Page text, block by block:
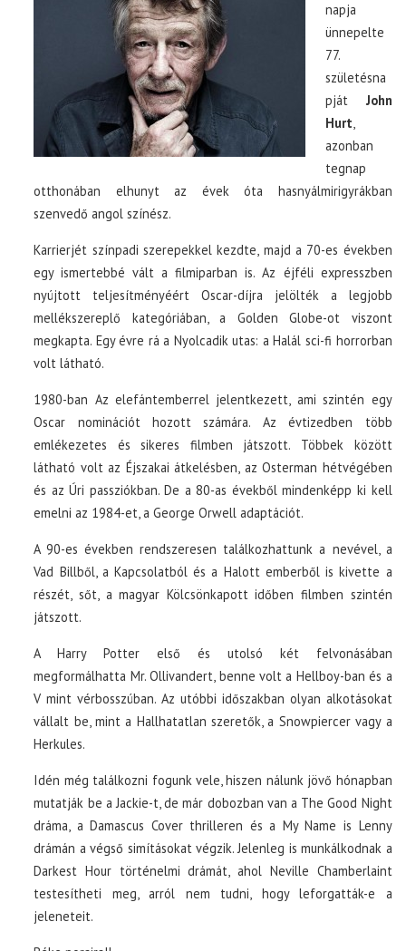
napja
ünnepelte
77.
születésna
pját John
Hurt,
azonban
tegnap
otthonában elhunyt az évek óta hasnyálmirigyrákban
szenvedő angol színész.
Karrierjét színpadi szerepekkel kezdte, majd a 70-es években
egy ismertebbé vált a filmiparban is. Az éjféli expresszben
nyújtott teljesítményéért Oscar-díjra jelölték a legjobb
mellékszereplő kategóriában, a Golden Globe-ot viszont
megkapta. Egy évre rá a Nyolcadik utas: a Halál sci-fi horrorban
volt látható.
1980-ban Az elefántemberrel jelentkezett, ami szintén egy
Oscar nominációt hozott számára. Az évtizedben több
emlékezetes és sikeres filmben játszott. Többek között
látható volt az Éjszakai átkelésben, az Osterman hétvégében
és az Úri passziókban. De a 80-as évekből mindenképp ki kell
emelni az 1984-et, a George Orwell adaptációt.
A 90-es években rendszeresen találkozhattunk a nevével, a
Vad Billből, a Kapcsolatból és a Halott emberből is kivette a
részét, sőt, a magyar Kölcsönkapott időben filmben szintén
játszott.
A Harry Potter első és utolsó két felvonásában
megformálhatta Mr. Ollivandert, benne volt a Hellboy-ban és a
V mint vérbosszúban. Az utóbbi időszakban olyan alkotásokat
vállalt be, mint a Hallhatatlan szeretők, a Snowpiercer vagy a
Herkules.
Idén még találkozni fogunk vele, hiszen nálunk jövő hónapban
mutatják be a Jackie-t, de már dobozban van a The Good Night
dráma, a Damascus Cover thrilleren és a My Name is Lenny
drámán a végső simításokat végzik. Jelenleg is munkálkodnak a
Darkest Hour történelmi drámát, ahol Neville Chamberlaint
testesítheti meg, arról nem tudni, hogy leforgatták-e a
jeleneteit.